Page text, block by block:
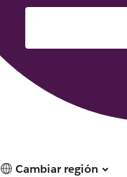
Cambiar región